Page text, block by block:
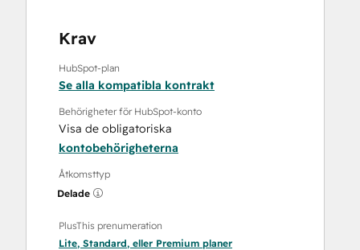
Krav
HubSpot-plan
Se alla kompatibla kontrakt
Behörigheter för HubSpot-konto
Visa de obligatoriska
kontobehörigheterna
Åtkomsttyp
Delade
PlusThis prenumeration
Lite, Standard, eller Premium planer